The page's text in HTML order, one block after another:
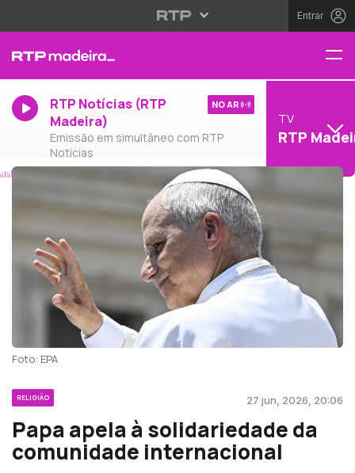
Entrar
RTP Notícias (RTP
Madeira)
Emissão em simultâneo com RTP
Notícias
NO AR
TV
RTP
Foto: EPA
RELIGIÃO 27 jun, 2026, 20:06
Papa apela à solidariedade da
comunidade internacional